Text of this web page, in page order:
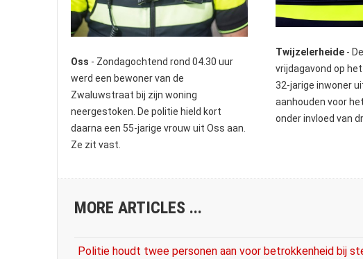
Oss - Zondagochtend rond 04.30 uur
werd een bewoner van de
Zwaluwstraat bij zijn woning
neergestoken. De politie hield kort
daarna een 55-jarige vrouw uit Oss aan.
Ze zit vast.
Twijzelerheide-
vrijdagavond op
32-jarige inwoner
aanhouden voor
onder invloed van
MORE ARTICLES ...
Politie houdt twee personen aan voor betrokkenheid bij